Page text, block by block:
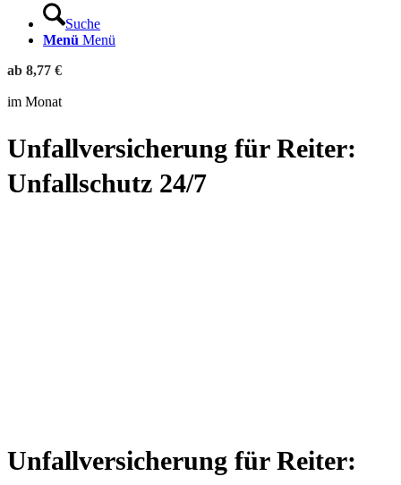
Suche
Menü Menü
ab 8,77 €
im Monat
Unfallversicherung für Reiter:
Unfallschutz 24/7
Unfallversicherung für Reiter: